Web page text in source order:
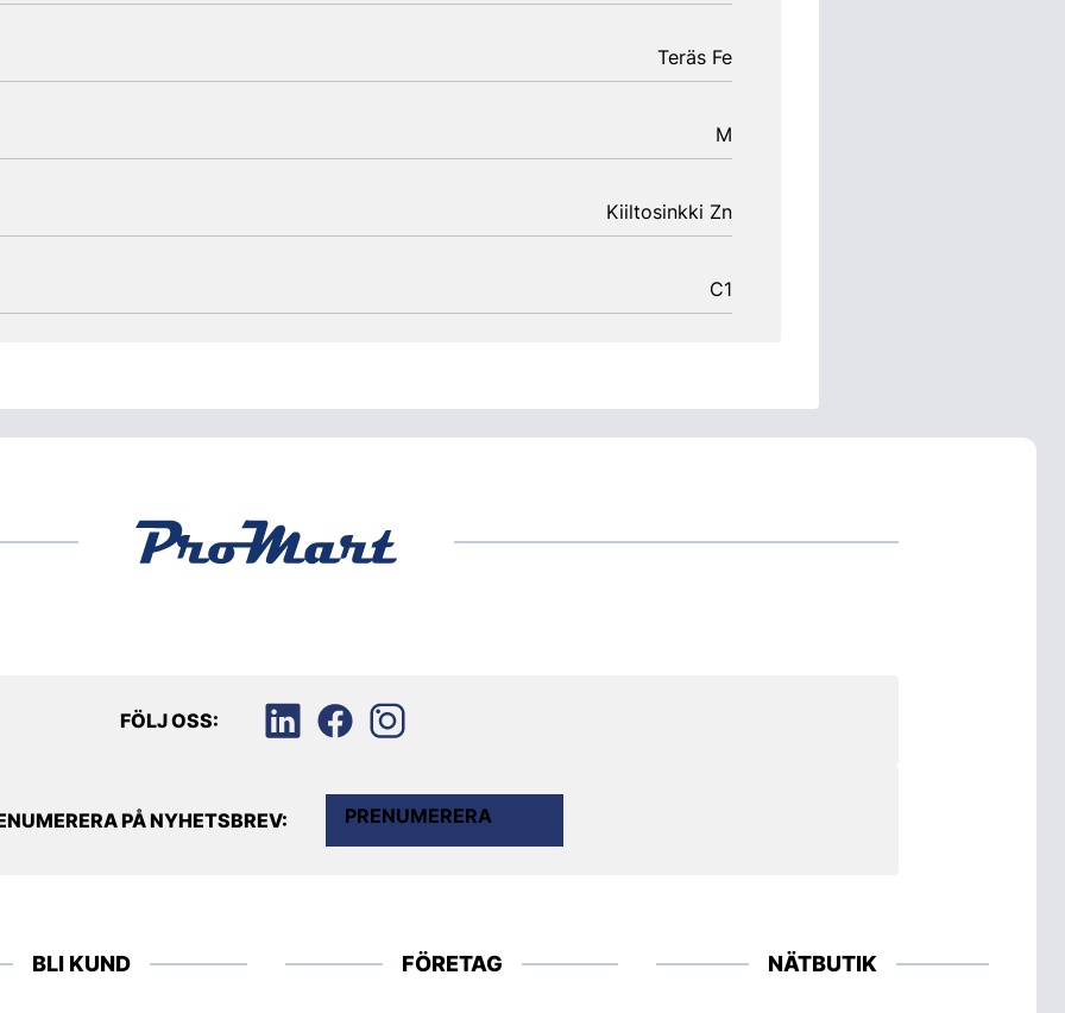
Teräs Fe
M
Kiiltosinkki Zn
C1
FÖLJ OSS:
PÅ NYHETSBREV: PRENUMERERA
BLI KUND FÖRETAG NÄTBUTIK